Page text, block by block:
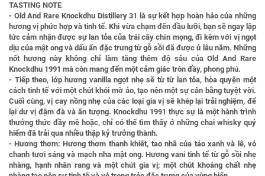
TASTING NOTE
- Old And Rare Knockdhu Distillery 31 là sự kết hợp hoàn hảo của những
hương vị phức hợp và tinh tế. Khi vừa chạm đến đầu lưỡi, bạn sẽ ngay lập
tức cảm nhận được sự lan tỏa của trái cây chín mọng, đi kèm với vị ngọt
dịu của mật ong và dấu ấn đặc trưng từ gỗ sồi đã được ủ lâu năm. Những
nốt hương này không chỉ làm tăng thêm độ sâu của Old And Rare
Knockdhu 1991 mà còn mang đến một cảm giác tròn đầy, phong phú.
- Tiếp theo, lớp hương vanilla ngọt nhẹ sẽ từ từ lan tỏa, hòa quyện một
cách tinh tế với một chút khói mờ ảo, tạo nên một sự cân bằng tuyệt vời.
Cuối cùng, vị cay nồng nhẹ của các loại gia vị sẽ khép lại trải nghiệm, để
lại dư vị đậm đà và ấn tượng. Knockdhu 1991 thực sự là một hành trình
thưởng thức đầy mê hoặc, chỉ có thể tìm thấy ở những chai whisky quý
hiếm đã trải qua nhiều thập kỷ trưởng thành.
- Hương thơm: Hương thơm thanh khiết, tao nhã của táo xanh và lê, vỏ
chanh tươi sáng và mạch nha mật ong. Hương vani tinh tế từ gỗ sồi nhẹ
nhàng, hạnh nhân rang và một chút gia vị; một chút khoáng chất nhẹ